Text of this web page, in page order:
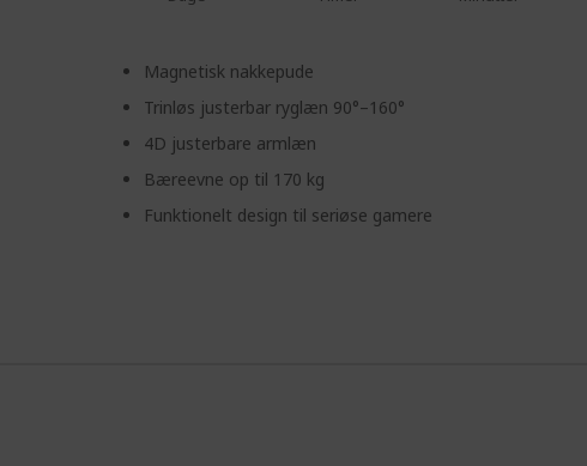
Magnetisk nakkepude
Trinløs justerbar ryglæn 90°–160°
4D justerbare armlæn
Bæreevne op til 170 kg
Funktionelt design til seriøse gamere